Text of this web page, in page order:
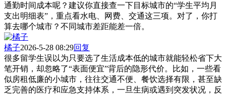
通勤时间成本呢？建议你直接查一下目标城市的“学生平均月
支出明细表”，重点看水电、网费、交通这三项。对了，你打
算去哪个城市？不同城市差距能差一倍。
橘子2026-5-28 08:29回复
很多留学生误以为只要选了生活成本低的城市就能轻松省下大
笔开销，却忽略了“表面便宜”背后的隐形代价。比如，一些看
似房租低廉的小城市，往往交通不便、餐饮选择有限，甚至缺
乏完善的医疗和应急支持体系，一旦生病或遇到突发状况，反